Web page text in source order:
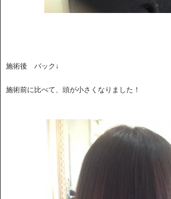
施術後 バック↓
施術前に比べて、頭が小さくなりました！